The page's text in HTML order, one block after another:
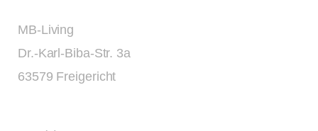
MB-Living
Dr.-Karl-Biba-Str. 3a
63579 Freigericht